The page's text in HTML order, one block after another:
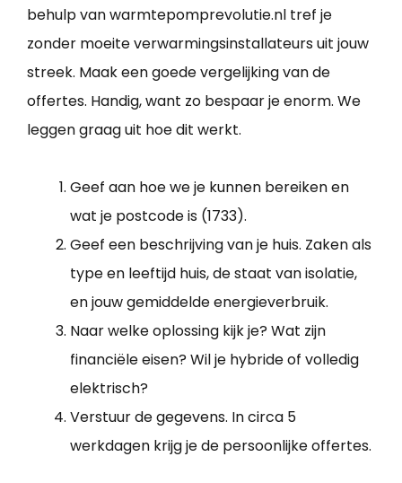
behulp van warmtepomprevolutie.nl tref je
zonder moeite verwarmingsinstallateurs uit jouw
streek. Maak een goede vergelijking van de
offertes. Handig, want zo bespaar je enorm. We
leggen graag uit hoe dit werkt.
Geef aan hoe we je kunnen bereiken en
wat je postcode is (1733).
Geef een beschrijving van je huis. Zaken als
type en leeftijd huis, de staat van isolatie,
en jouw gemiddelde energieverbruik.
Naar welke oplossing kijk je? Wat zijn
financiële eisen? Wil je hybride of volledig
elektrisch?
Verstuur de gegevens. In circa 5
werkdagen krijg je de persoonlijke offertes.